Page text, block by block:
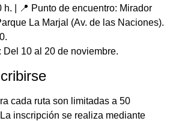
h. | 📍 Punto de encuentro: Mirador
La Marjal (Av. de las Naciones).
Del 10 al 20 de noviembre.
cada ruta son limitadas a 50
inscripción se realiza mediante